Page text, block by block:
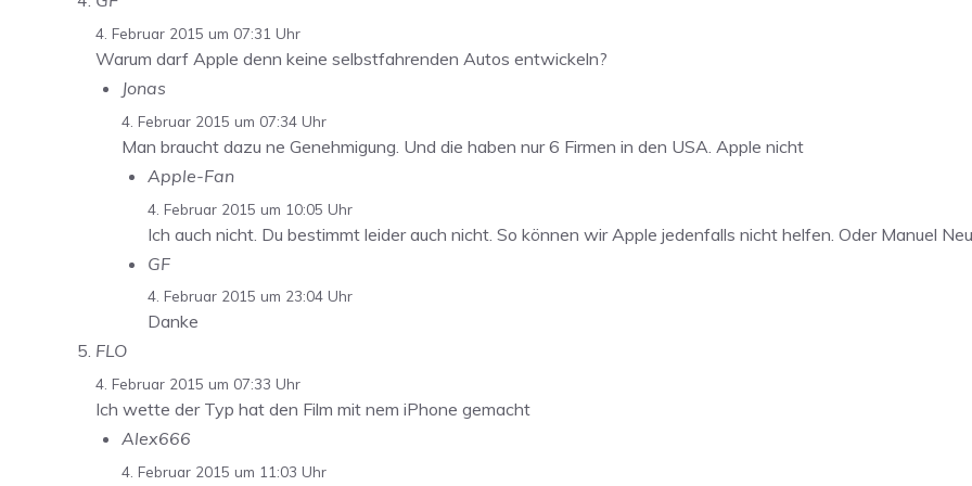
4. Februar 2015 um 07:31 Uhr
Warum darf Apple denn keine selbstfahrenden Autos entwickeln?
Jonas
4. Februar 2015 um 07:34 Uhr
Man braucht dazu ne Genehmigung. Und die haben nur 6 Firmen in den USA. Apple nicht
Apple-Fan
4. Februar 2015 um 10:05 Uhr
Ich auch nicht. Du bestimmt leider auch nicht. So können wir Apple jedenfalls nicht helfen. Oder Manuel
GF
4. Februar 2015 um 23:04 Uhr
Danke
FLO
4. Februar 2015 um 07:33 Uhr
Ich wette der Typ hat den Film mit nem iPhone gemacht
Alex666
4. Februar 2015 um 11:03 Uhr